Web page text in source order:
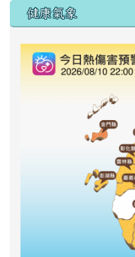
右邊區域內容
健康氣象